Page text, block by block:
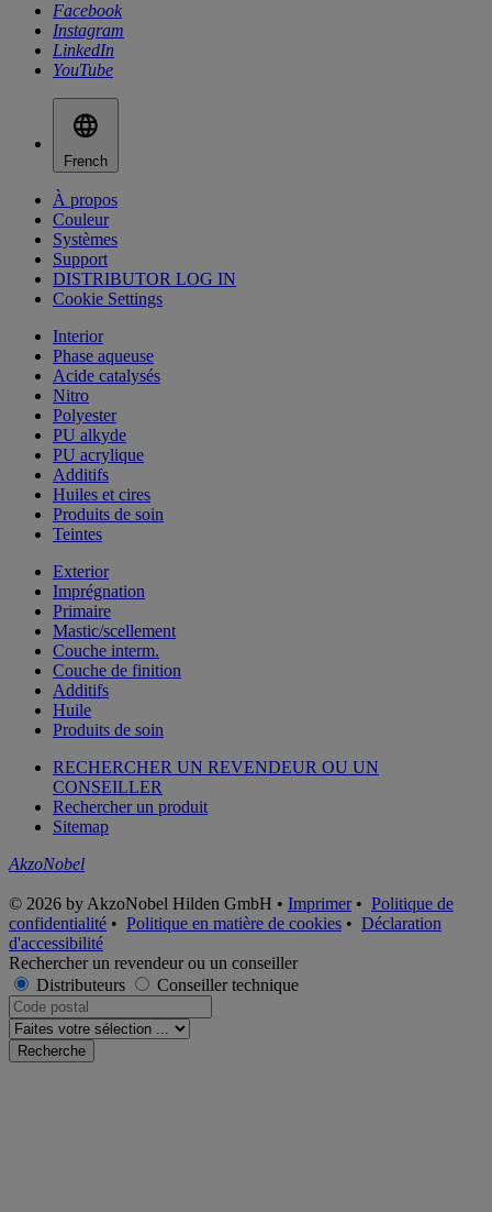
Facebook
Instagram
LinkedIn
YouTube
French
À propos
Couleur
Systèmes
Support
DISTRIBUTOR LOG IN
Cookie Settings
Interior
Phase aqueuse
Acide catalysés
Nitro
Polyester
PU alkyde
PU acrylique
Additifs
Huiles et cires
Produits de soin
Teintes
Exterior
Imprégnation
Primaire
Mastic/scellement
Couche interm.
Couche de finition
Additifs
Huile
Produits de soin
RECHERCHER UN REVENDEUR OU UN
CONSEILLER
Rechercher un produit
Sitemap
AkzoNobel
© 2026 by AkzoNobel Hilden GmbH • Imprimer• Politique de
confidentialité • Politique en matière de cookies • Déclaration
d'accessibilité
Rechercher un revendeur ou un conseiller
Distributeurs
Conseiller technique